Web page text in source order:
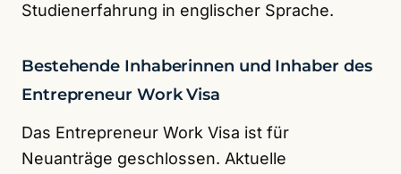
Studienerfahrung in englischer Sprache.
Bestehende Inhaberinnen und Inhaber des
Entrepreneur Work Visa
Das Entrepreneur Work Visa ist für
Neuanträge geschlossen. Aktuelle